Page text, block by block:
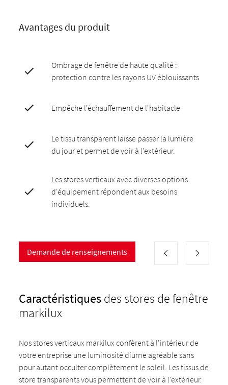
Avantages du produit
Ombrage de fenêtre de haute qualité :
protection contre les rayons UV éblouissants
Empêche l'échauffement de l'habitacle
Le tissu transparent laisse passer la lumière
du jour et permet de voir à l'extérieur.
Les stores verticaux avec diverses options
d'équipement répondent aux besoins
individuels.
Demande de renseignements
Caractéristiquesdes stores de fenêtre
markilux
Nos stores verticaux markilux confèrent à l'intérieur de
votre entreprise une luminosité diurne agréable sans
pour autant occulter complètement le soleil. Les tissus de
store transparents vous permettent de voir à l'extérieur.